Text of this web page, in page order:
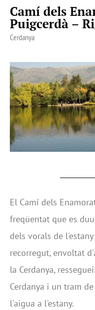
Camí dels
Puigcerdà –
Cerdanya
El Camí dels
freqüentat que es
dels vorals de
recorregut, envoltat
la Cerdanya,
Cerdanya i un tram
l'aigua a l'estany.